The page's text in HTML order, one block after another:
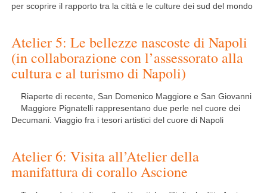
per scoprire il rapporto tra la città e le culture dei sud del mondo
Atelier 5: Le bellezze nascoste di Napoli
(in collaborazione con l’assessorato alla
cultura e al turismo di Napoli)
Riaperte di recente, San Domenico Maggiore e San Giovanni
Maggiore Pignatelli rappresentano due perle nel cuore dei
Decumani. Viaggio fra i tesori artistici del cuore di Napoli
Atelier 6: Visita all’Atelier della
manifattura di corallo Ascione